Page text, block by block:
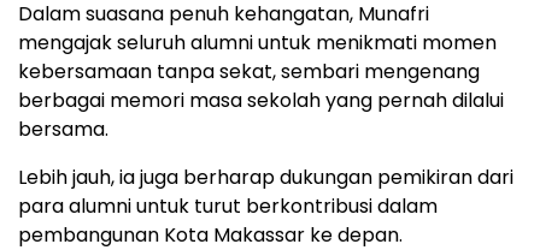
Dalam suasana penuh kehangatan, Munafri
mengajak seluruh alumni untuk menikmati momen
kebersamaan tanpa sekat, sembari mengenang
berbagai memori masa sekolah yang pernah dilalui
bersama.
Lebih jauh, ia juga berharap dukungan pemikiran dari
para alumni untuk turut berkontribusi dalam
pembangunan Kota Makassar ke depan.